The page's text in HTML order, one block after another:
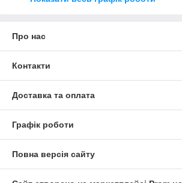
Про нас
Контакти
Доставка та оплата
Графік роботи
Повна версія сайту